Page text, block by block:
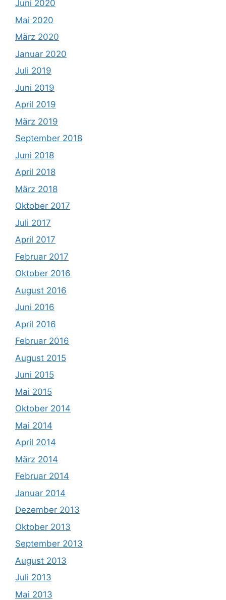
Juni 2020
Mai 2020
März 2020
Januar 2020
Juli 2019
Juni 2019
April 2019
März 2019
September 2018
Juni 2018
April 2018
März 2018
Oktober 2017
Juli 2017
April 2017
Februar 2017
Oktober 2016
August 2016
Juni 2016
April 2016
Februar 2016
August 2015
Juni 2015
Mai 2015
Oktober 2014
Mai 2014
April 2014
März 2014
Februar 2014
Januar 2014
Dezember 2013
Oktober 2013
September 2013
August 2013
Juli 2013
Mai 2013